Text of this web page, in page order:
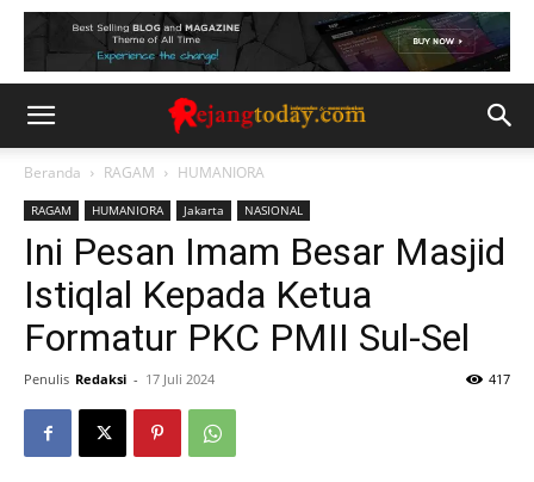
Beranda RAGAM HUMANIORA
RAGAM HUMANIORA Jakarta NASIONAL
Ini Pesan Imam Besar Masjid
Istiqlal Kepada Ketua
Formatur PKC PMII Sul-Sel
Penulis Redaksi - 17 Juli 2024 417